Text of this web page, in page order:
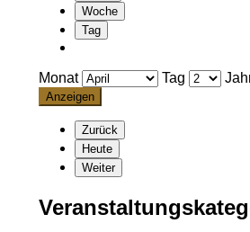
Woche
Tag
Monat Tag
Zurück
Heute
Weiter